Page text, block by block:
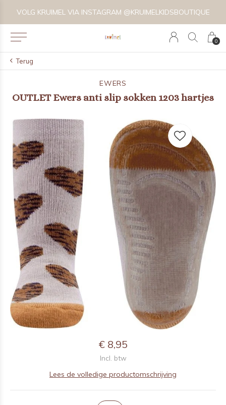
0
VOLG KRUIMEL VIA INSTAGRAM @KRUIMELKIDSBOUTIQUE
Terug
EWERS
OUTLET Ewers anti slip sokken 1203 hartjes
€ 8,95
Incl. btw
Lees de volledige productomschrijving